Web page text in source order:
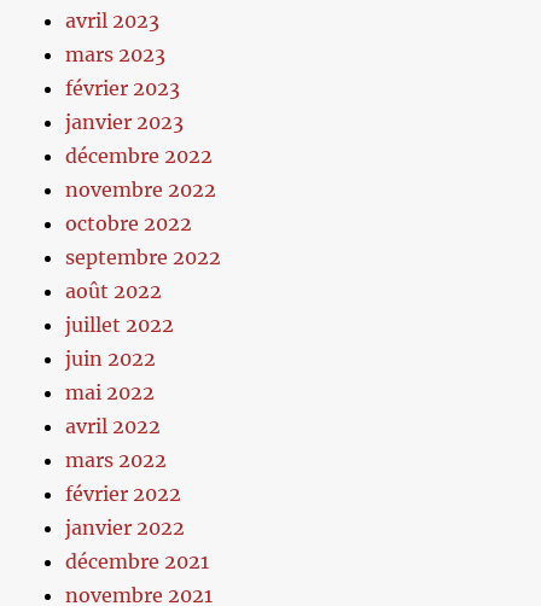
avril 2023
mars 2023
février 2023
janvier 2023
décembre 2022
novembre 2022
octobre 2022
septembre 2022
août 2022
juillet 2022
juin 2022
mai 2022
avril 2022
mars 2022
février 2022
janvier 2022
décembre 2021
novembre 2021